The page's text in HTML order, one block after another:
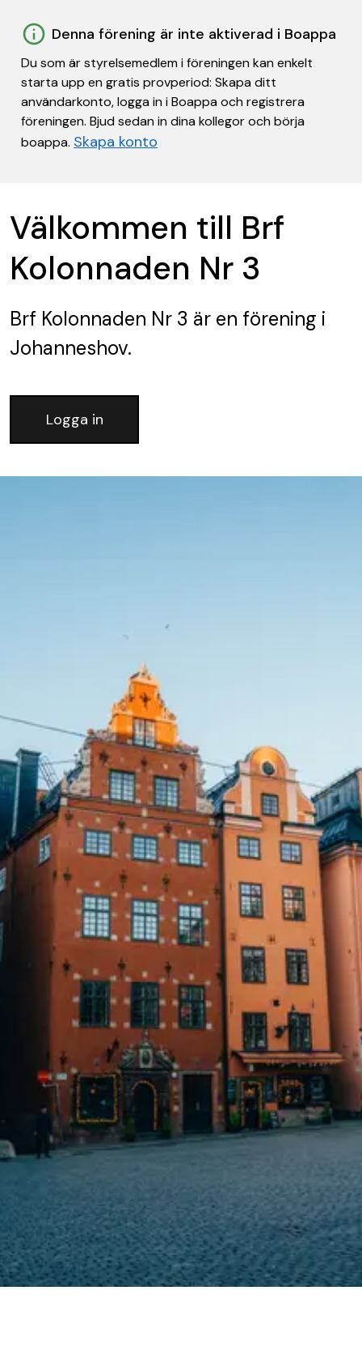
Denna förening är inte aktiverad i Boappa
Du som är styrelsemedlem i föreningen kan enkelt
starta upp en gratis provperiod: Skapa ditt
användarkonto, logga in i Boappa och registrera
föreningen. Bjud sedan in dina kollegor och börja
boappa. Skapa konto
Välkommen till Brf
Kolonnaden Nr 3
Brf Kolonnaden Nr 3 är en förening i
Johanneshov.
Logga in